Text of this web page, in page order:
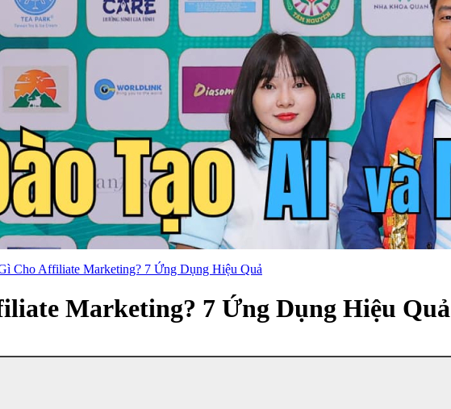
Cho Affiliate Marketing? 7 Ứng Dụng Hiệu Quả
Marketing? 7 Ứng Dụng Hiệu Quả